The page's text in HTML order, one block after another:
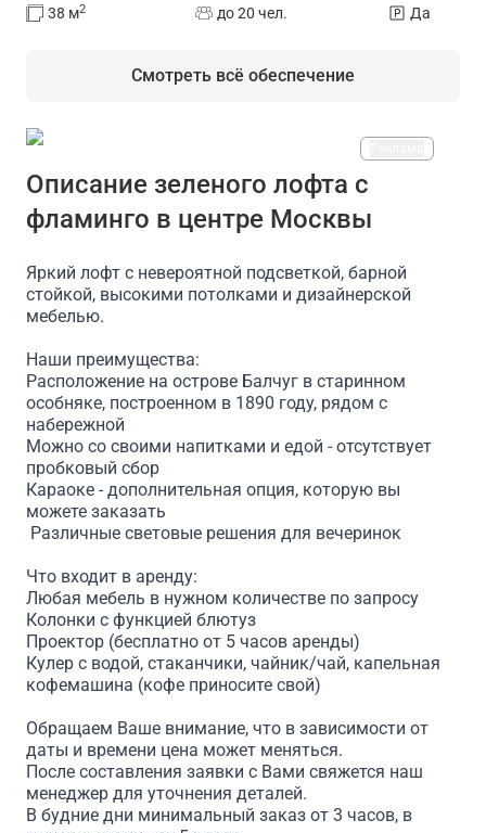
38 м2
до 20 чел.
Да
Смотреть всё обеспечение
Проектор Доступ в интернет/Wi-Fi
Описание зеленого лофта с
фламинго в центре Москвы
Яркий лофт с невероятной подсветкой, барной
стойкой, высокими потолками и дизайнерской
мебелью.
Наши преимущества:
Расположение на острове Балчуг в старинном
особняке, построенном в 1890 году, рядом с
набережной
Можно со своими напитками и едой - отсутствует
пробковый сбор
Караоке - дополнительная опция, которую вы
можете заказать
Различные световые решения для вечеринок
Что входит в аренду:
Любая мебель в нужном количестве по запросу
Колонки с функцией блютуз
Проектор (бесплатно от 5 часов аренды)
Кулер с водой, стаканчики, чайник/чай, капельная
кофемашина (кофе приносите свой)
Обращаем Ваше внимание, что в зависимости от
даты и времени цена может меняться.
После составления заявки с Вами свяжется наш
менеджер для уточнения деталей.
В будние дни минимальный заказ от 3 часов, в